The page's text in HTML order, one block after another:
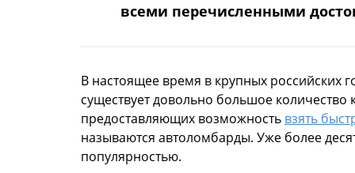
всеми перечисленными
В настоящее время в крупных российских
существует довольно большое
предоставляющих возможность взять
называются автоломбарды. Уже более
популярностью.